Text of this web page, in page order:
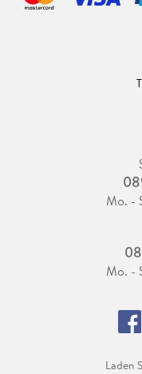
Mo. -
Mo. -
Laden